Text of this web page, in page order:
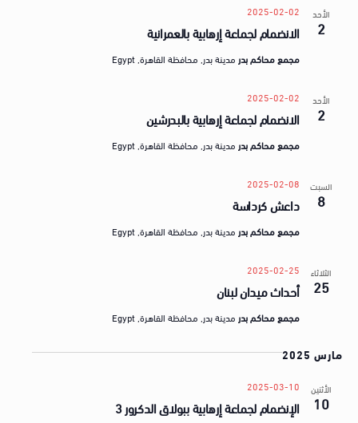
الأحد
2 الانضمام لجماعة إرهابية بالعمرانية
2025-02-02
مجمع محاكم بدر مدينة بدر, محافظة القاهرة, Egypt
الأحد
2 الانضمام لجماعة إرهابية بالبدرشين
2025-02-02
مجمع محاكم بدر مدينة بدر, محافظة القاهرة, Egypt
السبت
8 داعش كرداسة
2025-02-08
مجمع محاكم بدر مدينة بدر, محافظة القاهرة, Egypt
الثلاثاء
25 أحداث ميدان لبنان
2025-02-25
مجمع محاكم بدر مدينة بدر, محافظة القاهرة, Egypt
مارس 2025
الأثنين
10 الإنضمام لجماعة إرهابية ببولاق الدكرور 3
2025-03-10